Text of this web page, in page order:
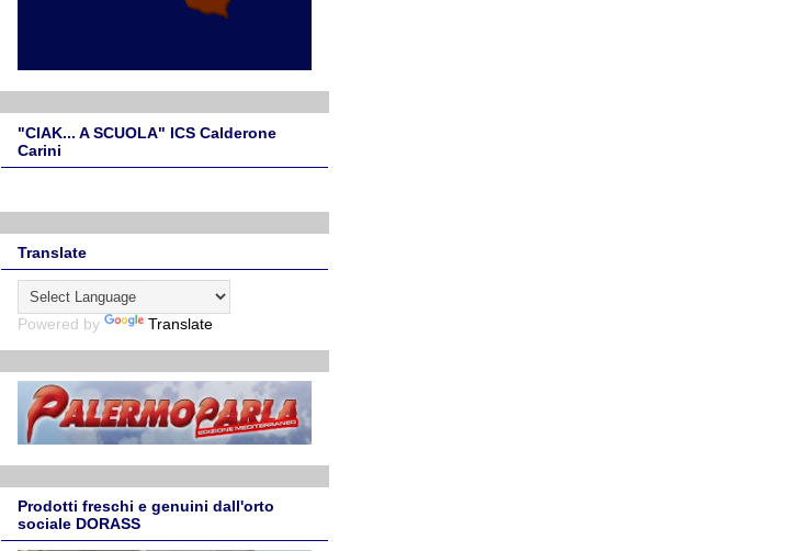
"CIAK... A SCUOLA" ICS Calderone
Carini
Translate
Powered by Translate
Prodotti freschi e genuini dall'orto
sociale DORASS